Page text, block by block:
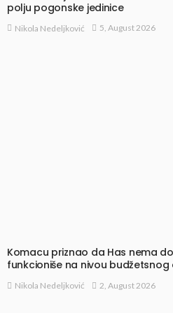
polju pogonske jedinice
Nikola Nedeljković 5, August 2026
Komacu priznao da Has nema
funkcioniše na nivou budžetsnog
Nikola Nedeljković 2, August 2026